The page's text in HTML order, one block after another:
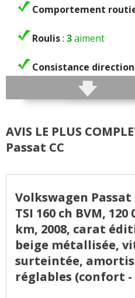
Comportement
Roulis: 3aiment
Consistance direction
pas
Freinage:1aime2
Rayon de braquage:1
Confort global: 39
Confort des sièges :4
Insonorisation et
AVIS LE PLUS
Passat CC
Volkswagen Passat
TSI 160 ch BVM, 120
km, 2008, carat
beige métallisée,
surteintée,
réglables (confort